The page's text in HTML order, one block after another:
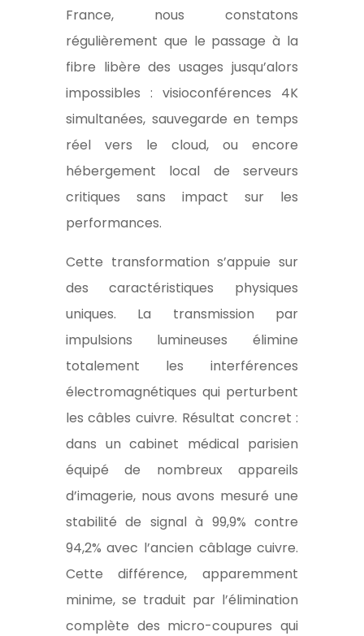
France, nous constatons
régulièrement que le passage à la
fibre libère des usages jusqu’alors
impossibles : visioconférences 4K
simultanées, sauvegarde en temps
réel vers le cloud, ou encore
hébergement local de serveurs
critiques sans impact sur les
performances.
Cette transformation s’appuie sur
des caractéristiques physiques
uniques. La transmission par
impulsions lumineuses élimine
totalement les interférences
électromagnétiques qui perturbent
les câbles cuivre. Résultat concret :
dans un cabinet médical parisien
équipé de nombreux appareils
d’imagerie, nous avons mesuré une
stabilité de signal à 99,9% contre
94,2% avec l’ancien câblage cuivre.
Cette différence, apparemment
minime, se traduit par l’élimination
complète des micro-coupures qui